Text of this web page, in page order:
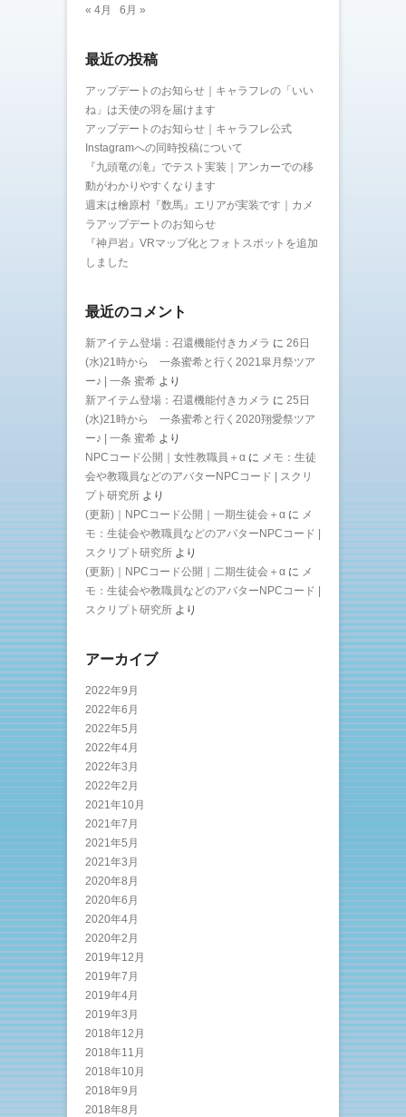
« 4月 6月 »
最近の投稿
アップデートのお知らせ｜キャラフレの「いい
ね」は天使の羽を届けます
アップデートのお知らせ｜キャラフレ公式
Instagramへの同時投稿について
『九頭竜の滝』でテスト実装｜アンカーでの移
動がわかりやすくなります
週末は檜原村『数馬』エリアが実装です｜カメ
ラアップデートのお知らせ
『神戸岩』VRマップ化とフォトスポットを追加
しました
最近のコメント
新アイテム登場：召還機能付きカメラ に 26日
(水)21時から 一条蜜希と行く2021皐月祭ツア
ー♪ | 一条 蜜希 より
新アイテム登場：召還機能付きカメラ に 25日
(水)21時から 一条蜜希と行く2020翔愛祭ツア
ー♪ | 一条 蜜希 より
NPCコード公開｜女性教職員＋α に メモ：生徒
会や教職員などのアバターNPCコード | スクリ
プト研究所 より
(更新)｜NPCコード公開｜一期生徒会＋α に メ
モ：生徒会や教職員などのアバターNPCコード |
スクリプト研究所 より
(更新)｜NPCコード公開｜二期生徒会＋α に メ
モ：生徒会や教職員などのアバターNPCコード |
スクリプト研究所 より
アーカイブ
2022年9月
2022年6月
2022年5月
2022年4月
2022年3月
2022年2月
2021年10月
2021年7月
2021年5月
2021年3月
2020年8月
2020年6月
2020年4月
2020年2月
2019年12月
2019年7月
2019年4月
2019年3月
2018年12月
2018年11月
2018年10月
2018年9月
2018年8月